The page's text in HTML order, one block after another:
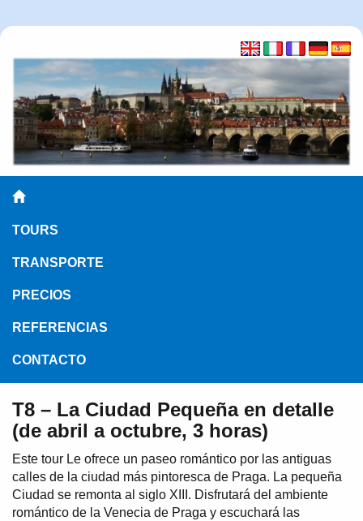
TOURS
TRANSPORTE
PRECIOS
REFERENCIAS
CONTACTO
T8 – La Ciudad Pequeña en detalle
(de abril a octubre, 3 horas)
Este tour Le ofrece un paseo romántico por las antiguas
calles de la ciudad más pintoresca de Praga. La pequeña
Ciudad se remonta al siglo XIII. Disfrutará del ambiente
romántico de la Venecia de Praga y escuchará las